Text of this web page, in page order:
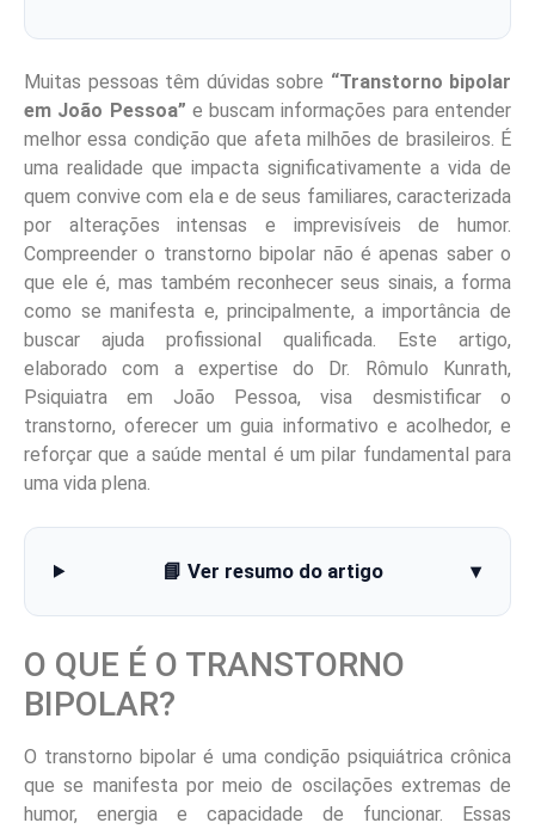
Muitas pessoas têm dúvidas sobre “Transtorno bipolar
em João Pessoa” e buscam informações para entender
melhor essa condição que afeta milhões de brasileiros. É
uma realidade que impacta significativamente a vida de
quem convive com ela e de seus familiares, caracterizada
por alterações intensas e imprevisíveis de humor.
Compreender o transtorno bipolar não é apenas saber o
que ele é, mas também reconhecer seus sinais, a forma
como se manifesta e, principalmente, a importância de
buscar ajuda profissional qualificada. Este artigo,
elaborado com a expertise do Dr. Rômulo Kunrath,
Psiquiatra em João Pessoa, visa desmistificar o
transtorno, oferecer um guia informativo e acolhedor, e
reforçar que a saúde mental é um pilar fundamental para
uma vida plena.
📘 Ver resumo do artigo ▾
O QUE É O TRANSTORNO
BIPOLAR?
O transtorno bipolar é uma condição psiquiátrica crônica
que se manifesta por meio de oscilações extremas de
humor, energia e capacidade de funcionar. Essas